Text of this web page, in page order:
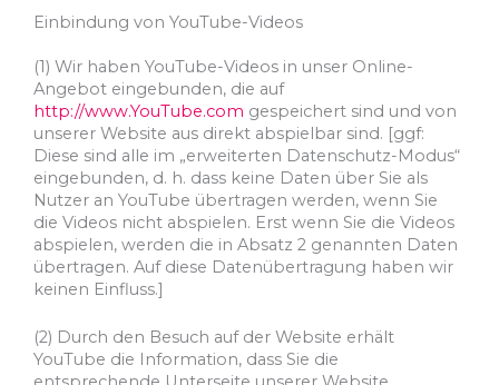
Einbindung von YouTube-Videos
(1) Wir haben YouTube-Videos in unser Online-
Angebot eingebunden, die auf
http://www.YouTube.com gespeichert sind und von
unserer Website aus direkt abspielbar sind. [ggf:
Diese sind alle im „erweiterten Datenschutz-Modus“
eingebunden, d. h. dass keine Daten über Sie als
Nutzer an YouTube übertragen werden, wenn Sie
die Videos nicht abspielen. Erst wenn Sie die Videos
abspielen, werden die in Absatz 2 genannten Daten
übertragen. Auf diese Datenübertragung haben wir
keinen Einfluss.]
(2) Durch den Besuch auf der Website erhält
YouTube die Information, dass Sie die